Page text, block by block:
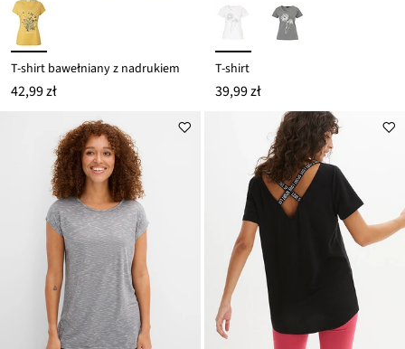
T-shirt bawełniany z nadrukiem
42,99 zł
T-shirt
39,99 zł